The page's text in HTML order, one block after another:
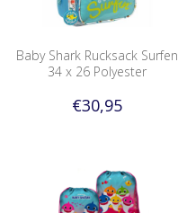
Baby Shark Rucksack Surfen
34 x 26 Polyester
€30,95